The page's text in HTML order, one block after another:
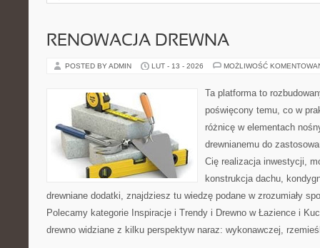
RENOWACJA DREWNA
POSTED BY ADMIN LUT - 13 - 2026 MOŻLIWOŚĆ
Ta platforma to
poświęcony temu, co w
różnicę w elementach
drewnianemu do
Cię realizacja inwestycji,
konstrukcja dachu,
drewniane dodatki, znajdziesz tu wiedzę podane w zrozumiały
Polecamy kategorie Inspiracje i Trendy i Drewno w Łazience i
drewno widziane z kilku perspektyw naraz: wykonawczej,